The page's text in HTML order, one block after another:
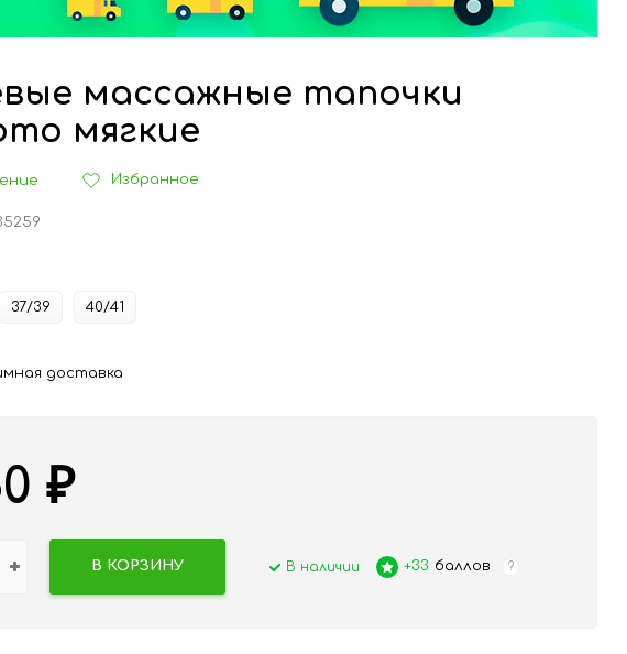
массажные тапочки
мягкие
Избранное
37/39 40/41
доставка
₽
В КОРЗИНУ +33 баллов ?
В наличии